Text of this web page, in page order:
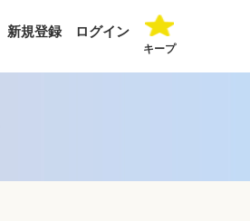
新規登録 ログイン
キープ